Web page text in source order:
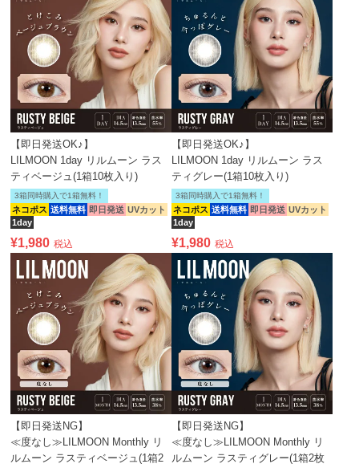
【即日発送OK♪】
LILMOON 1day リルムーン ラス
ティベージュ(1箱10枚入り)
ネコポス 送料無料 即日発送 UVカット
1day
3箱同時購入で1箱無料！
¥1,980 税込
【即日発送OK♪】
LILMOON 1day リルムーン ラス
ティグレー(1箱10枚入り)
ネコポス 送料無料 即日発送 UVカット
1day
3箱同時購入で1箱無料！
¥1,980 税込
【即日発送NG】
≪度なし≫LILMOON Monthly リ
ルムーン ラスティベージュ(1箱2
【即日発送NG】
≪度なし≫LILMOON Monthly リ
ルムーン ラスティグレー(1箱2枚